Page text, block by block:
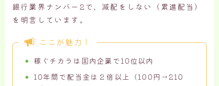
銀行業界ナンバー2で、減配をしない（累進配当）
を明言しています。
ここが魅力！
稼ぐチカラは国内企業で10位以内
10年間で配当金は２倍以上（100円→210